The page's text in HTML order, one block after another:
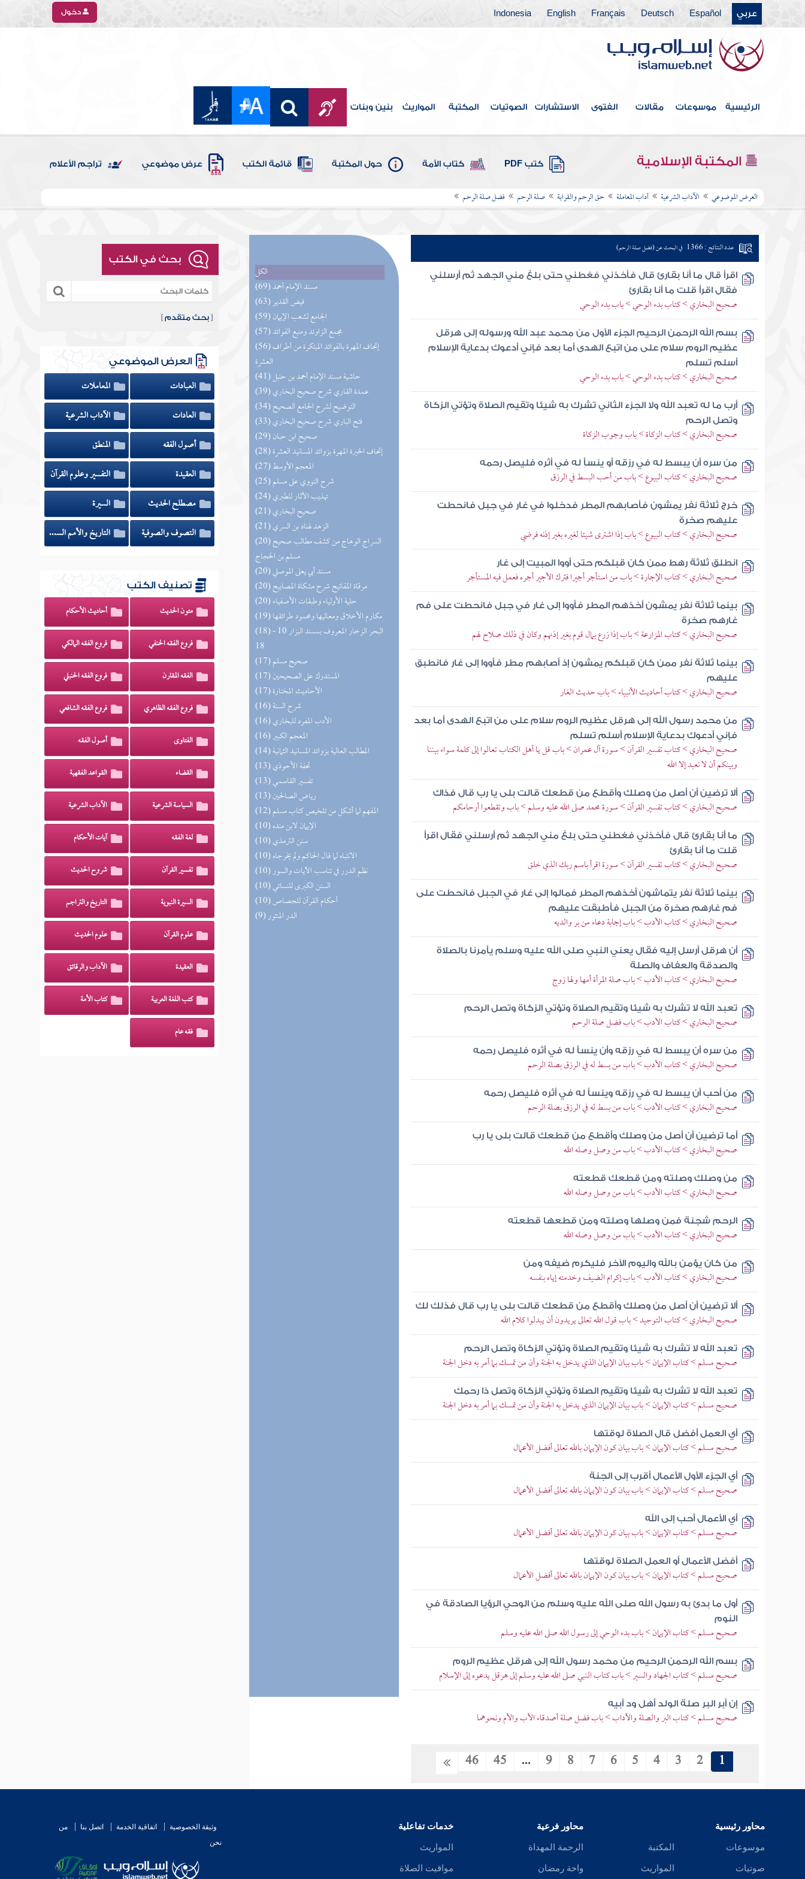
عربي Español
Deutsch
Français
English
Indonesia دخول
الرئيسية موسوعات مقالات الفتوى الاستشارات الصوتيات المكتبة المواريث بنين وبنات
المكتبة الإسلامية كتب PDF كتاب الأمة حول المكتبة قائمة الكتب عرض موضوعي تراجم الأعلام
العرض الموضوعي الآداب الشرعية آداب المعاملة حق الرحم والقرابة صلة الرحم فضل صلة الرحم
الكل
(69) مسند الإمام أحمد
(63) فيض القدير
(59) الجامع لشعب الإيمان
(57) مجمع الزاوئد ومنبع الفوائد
(56) إتحاف المهرة بالفوائد المبتكرة من أطراف
العشرة
(41) حاشية مسند الإمام أحمد بن حنبل
(39) عمدة القاري شرح صحيح البخاري
(34) التوضيح لشرح الجامع الصحيح
(33) فتح الباري شرح صحيح البخاري
(29) صحيح ابن حبان
(28) إتحاف الخيرة المهرة بزوائد المسانيد العشرة
(27) المعجم الأوسط
(25) شرح النووي على مسلم
(24) تهذيب الآثار للطبري
(21) صحيح البخاري
(21) الزهد لهناد بن السري
(20) السراج الوهاج من كشف مطالب صحيح
مسلم بن الحجاج
(20) مسند أبي يعلى الموصلي
(20) مرقاة المفاتيح شرح مشكاة المصابيح
(20) حلية الأولياء وطبقات الأصفياء
(19) مكارم الأخلاق ومعاليها ومحمود طرائقها
(18) البحر الزخار المعروف بمسند البزار 10 -
18
(17) صحيح مسلم
(17) المستدرك على الصحيحين
(17) الأحاديث المختارة
(16) شرح السنة
(16) الأدب المفرد للبخاري
(16) المعجم الكبير
(14) المطالب العالية بزوائد المسانيد الثمانية
(13) تحفة الأحوذي
(13) تفسير القاسمي
(13) رياض الصالحين
(12) المفهم لما أشكل من تلخيص كتاب مسلم
(10) الإيمان لابن منده
(10) سنن الترمذي
(10) الانتباه لما قال الحاكم ولم يخرجاه
(10) نظم الدرر في تناسب الآيات والسور
(10) السنن الكبرى للنسائي
(10) أحكام القرآن للجصاص
(9) الدر المنثور
عدد النتائج : 1366 في البحث عن (فضل صلة الرحم)
اقرأ قال ما أنا بقارئ قال فأخذني فغطني حتى بلغ مني الجهد ثم أرسلني
فقال اقرأ قلت ما أنا بقارئ
صحيح البخاري > كتاب بدء الوحي > باب بدء الوحي
بسم الله الرحمن الرحيم الجزء الأول من محمد عبد الله ورسوله إلى هرقل
عظيم الروم سلام على من اتبع الهدى أما بعد فإني أدعوك بدعاية الإسلام
أسلم تسلم
صحيح البخاري > كتاب بدء الوحي > باب بدء الوحي
أرب ما له تعبد الله ولا الجزء الثاني تشرك به شيئا وتقيم الصلاة وتؤتي الزكاة
وتصل الرحم
صحيح البخاري > كتاب الزكاة > باب وجوب الزكاة
من سره أن يبسط له في رزقه أو ينسأ له في أثره فليصل رحمه
صحيح البخاري > كتاب البيوع > باب من أحب البسط في الرزق
خرج ثلاثة نفر يمشون فأصابهم المطر فدخلوا في غار في جبل فانحطت
عليهم صخرة
صحيح البخاري > كتاب البيوع > باب إذا اشترى شيئا لغيره بغير إذنه فرضي
انطلق ثلاثة رهط ممن كان قبلكم حتى أووا المبيت إلى غار
صحيح البخاري > كتاب الإجارة > باب من استأجر أجيرا فترك الأجير أجره فعمل فيه المستأجر
بينما ثلاثة نفر يمشون أخذهم المطر فأووا إلى غار في جبل فانحطت على فم
غارهم صخرة
صحيح البخاري > كتاب المزارعة > باب إذا زرع بمال قوم بغير إذنهم وكان في ذلك صلاح لهم
بينما ثلاثة نفر ممن كان قبلكم يمشون إذ أصابهم مطر فأووا إلى غار فانطبق
عليهم
صحيح البخاري > كتاب أحاديث الأنبياء > باب حديث الغار
من محمد رسول الله إلى هرقل عظيم الروم سلام على من اتبع الهدى أما بعد
فإني أدعوك بدعاية الإسلام أسلم تسلم
صحيح البخاري > كتاب تفسير القرآن > سورة آل عمران > باب قل يا أهل الكتاب تعالوا إلى كلمة سواء بيننا
وبينكم أن لا نعبد إلا الله
ألا ترضين أن أصل من وصلك وأقطع من قطعك قالت بلى يا رب قال فذاك
صحيح البخاري > كتاب تفسير القرآن > سورة محمد صلى الله عليه وسلم > باب وتقطعوا أرحامكم
ما أنا بقارئ قال فأخذني فغطني حتى بلغ مني الجهد ثم أرسلني فقال اقرأ
قلت ما أنا بقارئ
صحيح البخاري > كتاب تفسير القرآن > سورة اقرأ باسم ربك الذي خلق
بينما ثلاثة نفر يتماشون أخذهم المطر فمالوا إلى غار في الجبل فانحطت على
فم غارهم صخرة من الجبل فأطبقت عليهم
صحيح البخاري > كتاب الأدب > باب إجابة دعاء من بر والديه
أن هرقل أرسل إليه فقال يعني النبي صلى الله عليه وسلم يأمرنا بالصلاة
والصدقة والعفاف والصلة
صحيح البخاري > كتاب الأدب > باب صلة المرأة أمها ولها زوج
تعبد الله لا تشرك به شيئا وتقيم الصلاة وتؤتي الزكاة وتصل الرحم
صحيح البخاري > كتاب الأدب > باب فضل صلة الرحم
من سره أن يبسط له في رزقه وأن ينسأ له في أثره فليصل رحمه
صحيح البخاري > كتاب الأدب > باب من بسط له في الرزق بصلة الرحم
من أحب أن يبسط له في رزقه وينسأ له في أثره فليصل رحمه
صحيح البخاري > كتاب الأدب > باب من بسط له في الرزق بصلة الرحم
أما ترضين أن أصل من وصلك وأقطع من قطعك قالت بلى يا رب
صحيح البخاري > كتاب الأدب > باب من وصل وصله الله
من وصلك وصلته ومن قطعك قطعته
صحيح البخاري > كتاب الأدب > باب من وصل وصله الله
الرحم شجنة فمن وصلها وصلته ومن قطعها قطعته
صحيح البخاري > كتاب الأدب > باب من وصل وصله الله
من كان يؤمن بالله واليوم الآخر فليكرم ضيفه ومن
صحيح البخاري > كتاب الأدب > باب إكرام الضيف وخدمته إياه بنفسه
ألا ترضين أن أصل من وصلك وأقطع من قطعك قالت بلى يا رب قال فذلك لك
صحيح البخاري > كتاب التوحيد > باب قول الله تعالى يريدون أن يبدلوا كلام الله
تعبد الله لا تشرك به شيئا وتقيم الصلاة وتؤتي الزكاة وتصل الرحم
صحيح مسلم > كتاب الإيمان > باب بيان الإيمان الذي يدخل به الجنة وأن من تمسك بما أمر به دخل الجنة
تعبد الله لا تشرك به شيئا وتقيم الصلاة وتؤتي الزكاة وتصل ذا رحمك
صحيح مسلم > كتاب الإيمان > باب بيان الإيمان الذي يدخل به الجنة وأن من تمسك بما أمر به دخل الجنة
أي العمل أفضل قال الصلاة لوقتها
صحيح مسلم > كتاب الإيمان > باب بيان كون الإيمان بالله تعالى أفضل الأعمال
أي الجزء الأول الأعمال أقرب إلى الجنة
صحيح مسلم > كتاب الإيمان > باب بيان كون الإيمان بالله تعالى أفضل الأعمال
أي الأعمال أحب إلى الله
صحيح مسلم > كتاب الإيمان > باب بيان كون الإيمان بالله تعالى أفضل الأعمال
أفضل الأعمال أو العمل الصلاة لوقتها
صحيح مسلم > كتاب الإيمان > باب بيان كون الإيمان بالله تعالى أفضل الأعمال
أول ما بدئ به رسول الله صلى الله عليه وسلم من الوحي الرؤيا الصادقة في
النوم
صحيح مسلم > كتاب الإيمان > باب بدء الوحي إلى رسول الله صلى الله عليه وسلم
بسم الله الرحمن الرحيم من محمد رسول الله إلى هرقل عظيم الروم
صحيح مسلم > كتاب الجهاد والسير > باب كتاب النبي صلى الله عليه وسلم إلى هرقل يدعوه إلى الإسلام
إن أبر البر صلة الولد أهل ود أبيه
صحيح مسلم > كتاب البر والصلة والآداب > باب فضل صلة أصدقاء الأب والأم ونحوهما
1
2
3
4
5
6
7
8
9
...
45
46
بحث في الكتب
[بحث متقدم ]
العرض الموضوعي
العبادات
المعاملات
العادات
الآداب الشرعية
أصول الفقه
المنطق
العقيدة
التفسير وعلوم القرآن
مصطلح الحديث
السيرة
التصوف والصوفية
التاريخ والأمم السابقة
تصنيف الكتب
متون الحديث أحاديث الأحكام
فروع الفقه الحنفي فروع الفقه المالكي
الفقه المقارن فروع الفقه الحنبلي
فروع الفقه الظاهري فروع الفقه الشافعي
الفتاوى أصول الفقه
القضاء القواعد الفقهية
السياسة الشرعية الآداب الشرعية
لغة الفقه آيات الأحكام
تفسير القرآن شروح الحديث
السيرة النبوية التاريخ والتراجم
علوم القرآن علوم الحديث
العقيدة الآداب والرقائق
كتب اللغة العربية كتاب الأمة
فقه عام
محاور رئيسية
موسوعات
صوتيات
المكتبة
المواريث
محاور فرعية
الرحمة المهداة
واحة رمضان
خدمات تفاعلية
المواريث
مواقيت الصلاة
وثيقة الخصوصية اتفاقية الخدمة اتصل بنا
من
نحن